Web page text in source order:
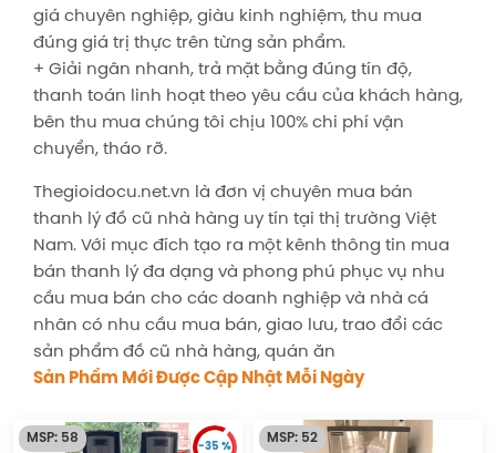
giá chuyên nghiệp, giàu kinh nghiệm, thu mua
đúng giá trị thực trên từng sản phẩm.
+ Giải ngân nhanh, trả mặt bằng đúng tín độ,
thanh toán linh hoạt theo yêu cầu của khách hàng,
bên thu mua chúng tôi chịu 100% chi phí vận
chuyển, tháo rỡ.
Thegioidocu.net.vn là đơn vị chuyên mua bán
thanh lý đồ cũ nhà hàng uy tín tại thị trường Việt
Nam. Với mục đích tạo ra một kênh thông tin mua
bán thanh lý đa dạng và phong phú phục vụ nhu
cầu mua bán cho các doanh nghiệp và nhà cá
nhân có nhu cầu mua bán, giao lưu, trao đổi các
sản phẩm đồ cũ nhà hàng, quán ăn
Sản Phẩm Mới Được Cập Nhật Mỗi Ngày
MSP: 58
-35 %
MSP: 52